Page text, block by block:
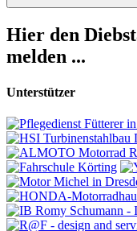
Hier den
melden ...
Unterstützer